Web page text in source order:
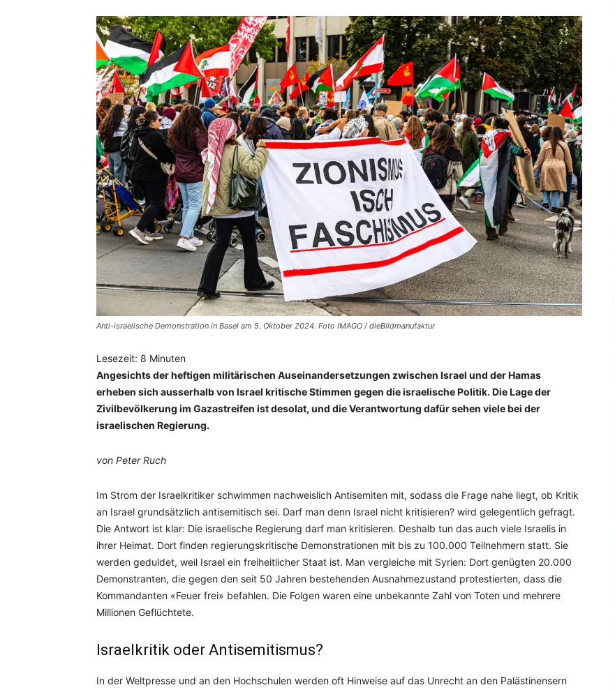
Anti-israelische Demonstration in Basel am 5. Oktober 2024. Foto IMAGO / dieBildmanufaktur
Lesezeit: 8 Minuten
Angesichts der heftigen militärischen Auseinandersetzungen zwischen Israel und der Hamas
erheben sich ausserhalb von Israel kritische Stimmen gegen die israelische Politik. Die Lage der
Zivilbevölkerung im Gazastreifen ist desolat, und die Verantwortung dafür sehen viele bei der
israelischen Regierung.
von Peter Ruch
Im Strom der Israelkritiker schwimmen nachweislich Antisemiten mit, sodass die Frage nahe liegt, ob Kritik
an Israel grundsätzlich antisemitisch sei. Darf man denn Israel nicht kritisieren? wird gelegentlich gefragt.
Die Antwort ist klar: Die israelische Regierung darf man kritisieren. Deshalb tun das auch viele Israelis in
ihrer Heimat. Dort finden regierungskritische Demonstrationen mit bis zu 100.000 Teilnehmern statt. Sie
werden geduldet, weil Israel ein freiheitlicher Staat ist. Man vergleiche mit Syrien: Dort genügten 20.000
Demonstranten, die gegen den seit 50 Jahren bestehenden Ausnahmezustand protestierten, dass die
Kommandanten «Feuer frei» befahlen. Die Folgen waren eine unbekannte Zahl von Toten und mehrere
Millionen Geflüchtete.
Israelkritik oder Antisemitismus?
In der Weltpresse und an den Hochschulen werden oft Hinweise auf das Unrecht an den Palästinensern